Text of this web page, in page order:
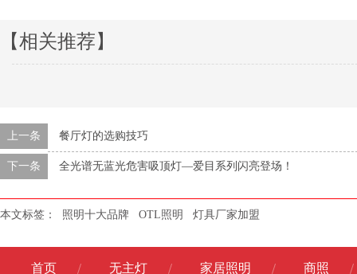
【相关推荐】
上一条 餐厅灯的选购技巧
下一条 全光谱无蓝光危害吸顶灯—爱目系列闪亮登场！
本文标签： 照明十大品牌 OTL照明 灯具厂家加盟
首页 无主灯 家居照明 商照